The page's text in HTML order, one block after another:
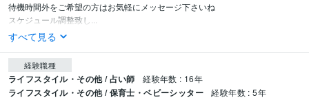
待機時間外をご希望の方はお気軽にメッセージ下さいね
スケジュール調整致し...
すべて見る
経験職種
ライフスタイル・その他 / 占い師 経験年数 : 16年
ライフスタイル・その他 / 保育士・ベビーシッター 経験年数 : 5年